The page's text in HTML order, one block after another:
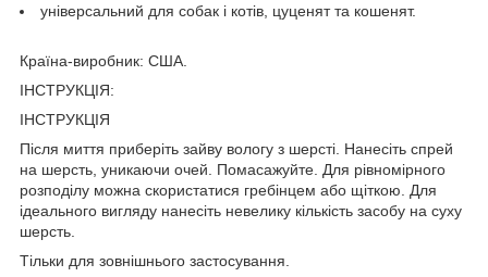
універсальний для собак і котів, цуценят та кошенят.
Країна-виробник: США.
ІНСТРУКЦІЯ:
ІНСТРУКЦІЯ
Після миття приберіть зайву вологу з шерсті. Нанесіть спрей
на шерсть, уникаючи очей. Помасажуйте. Для рівномірного
розподілу можна скористатися гребінцем або щіткою. Для
ідеального вигляду нанесіть невелику кількість засобу на суху
шерсть.
Тільки для зовнішнього застосування.